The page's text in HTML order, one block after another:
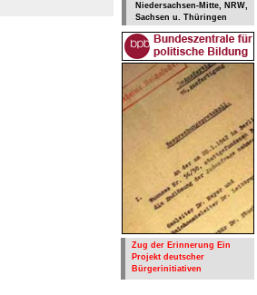
Niedersachsen-Mitte, NRW,
Sachsen u. Thüringen
Zug der Erinnerung Ein
Projekt deutscher
Bürgerinitiativen